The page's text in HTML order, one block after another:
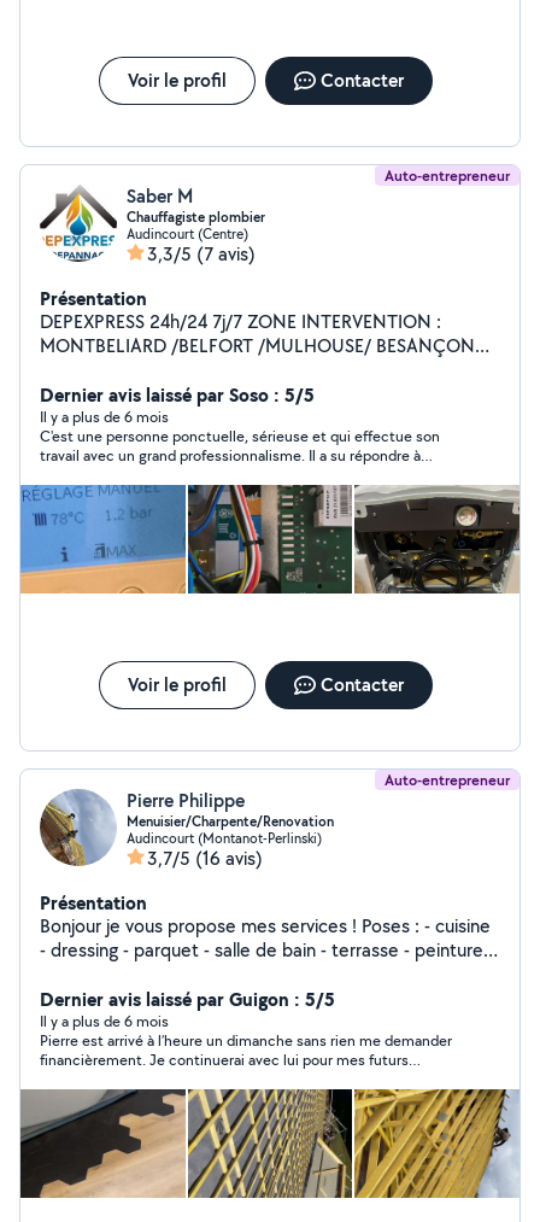
Voir le profil Contacter
Auto-entrepreneur
Saber M
Chauffagiste plombier
Audincourt (Centre)
3,3/5 (7 avis)
Présentation
DEPEXPRESS 24h/24 7j/7 ZONE INTERVENTION :
MONTBELIARD /BELFORT /MULHOUSE/ BESANÇON
GRANULÉS POMPE A CHALEUR CONTRAT ENTRETIEN
CHAUDIERE DEPANNAGE CHAUDIERE GAZ ET
DEPANNAGE SANITAIRE 24H/24 7J/7
Dernier avis laissé par Soso : 5/5
Il y a plus de 6 mois
C'est une personne ponctuelle, sérieuse et qui effectue son
travail avec un grand professionnalisme. Il a su répondre à
efficacité et rigueur. Je suis entièrement satisfait de ses
services et je le recommande vivement à toute personne
recherchant un travail de qualité.
Voir le profil Contacter
Auto-entrepreneur
Pierre Philippe
Menuisier/Charpente/Renovation
Audincourt (Montanot-Perlinski)
3,7/5 (16 avis)
Présentation
Bonjour je vous propose mes services ! Poses : - cuisine
- dressing - parquet - salle de bain - terrasse - peinture -
type d'entretien d'espace vert Pour toute demande de
projet contactez-moi Je me déplace tout secteur Pierre
Philippe
Dernier avis laissé par Guigon : 5/5
Il y a plus de 6 mois
Pierre est arrivé à l’heure un dimanche sans rien me demander
financièrement. Je continuerai avec lui pour mes futurs